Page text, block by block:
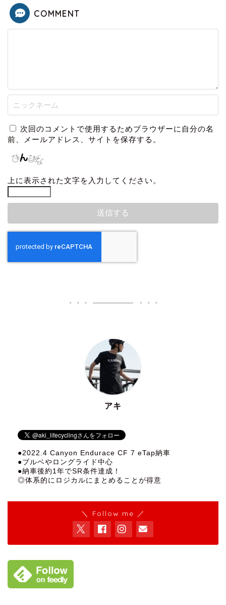
COMMENT
次回のコメントで使用するためブラウザーに自分の名
前、メールアドレス、サイトを保存する。
上に表示された文字を入力してください。
アキ
●2022.4 Canyon Endurace CF 7 eTap納車
●ブルベやロングライド中心
●納車後約1年でSR条件達成！
◎体系的にロジカルにまとめることが得意
＼ Follow me ／